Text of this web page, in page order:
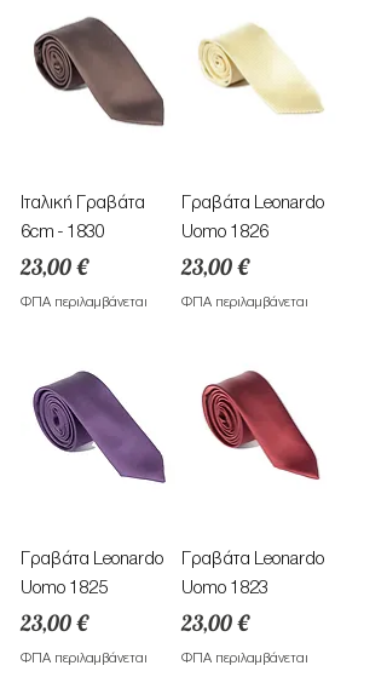
Ιταλική Γραβάτα
6cm - 1830
Τιμή
23,00 €
ΦΠΑ περιλαμβάνεται
Γραβάτα Leonardo
Uomo 1826
Τιμή
23,00 €
ΦΠΑ περιλαμβάνεται
Γραβάτα Leonardo
Uomo 1825
Τιμή
23,00 €
ΦΠΑ περιλαμβάνεται
Γραβάτα Leonardo
Uomo 1823
Τιμή
23,00 €
ΦΠΑ περιλαμβάνεται